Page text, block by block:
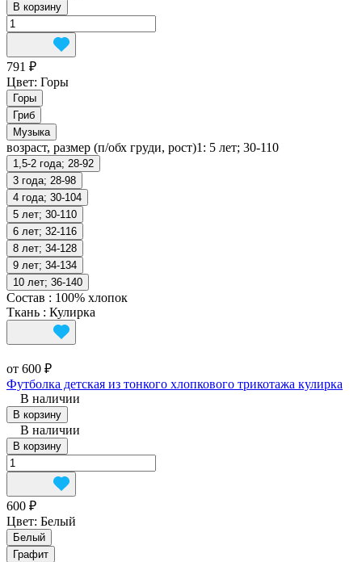
В корзину
791 ₽
Цвет: Горы
Горы
Гриб
Музыка
возраст, размер (п/обх груди, рост)1: 5 лет; 30-110
1,5-2 года; 28-92
3 года; 28-98
4 года; 30-104
5 лет; 30-110
6 лет; 32-116
8 лет; 34-128
9 лет; 34-134
10 лет; 36-140
Состав : 100% хлопок
Ткань : Кулирка
от 600 ₽
Футболка детская из тонкого хлопкового трикотажа кулирка
В наличии
В корзину
В наличии
В корзину
600 ₽
Цвет: Белый
Белый
Графит